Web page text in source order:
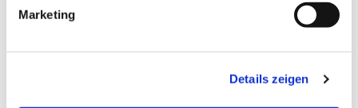
Marketing
Details zeigen